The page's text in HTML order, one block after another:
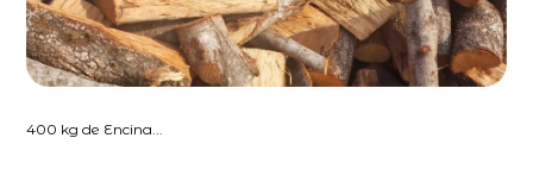
400 kg de Encina...